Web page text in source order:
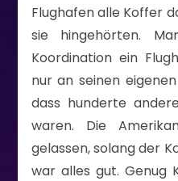
Flughafen alle Koffer
sie hingehörten.
Koordination ein
nur an seinen
dass hunderte
waren. Die
gelassen, solang der
war alles gut. Genug